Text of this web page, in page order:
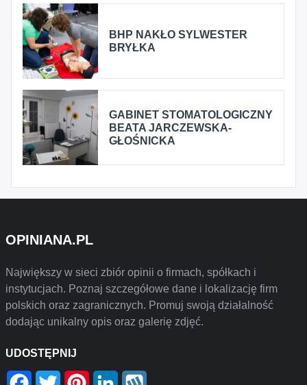
BHP NAKŁO SYLWESTER
BRYŁKA
GABINET STOMATOLOGICZNY
BEATA JARCZEWSKA-
GŁOŚNICKA
OPINIANA.PL
Największy w sieci zbiór opinii o firmach, spółkach i
instytucjach. Poznaj szczegółowe dane i lokalizację firm
polskich oraz zagranicznych. Promuj swoją działalność
dodając unikalny opis oraz galerię zdjęć.
UDOSTĘPNIJ
Facebook
Twitter PinterestLinkedIn